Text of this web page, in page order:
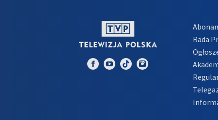
Rada